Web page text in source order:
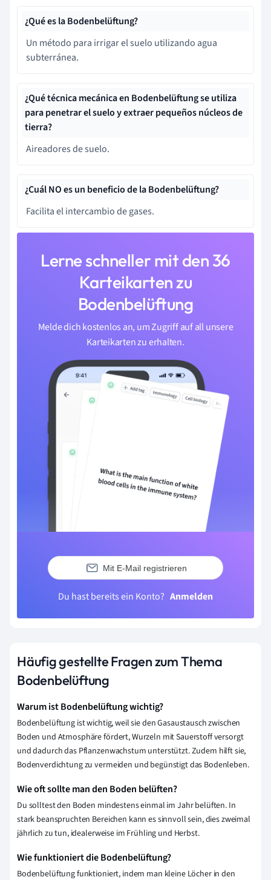
¿Qué es la Bodenbelüftung?
Un método para irrigar el suelo utilizando agua
subterránea.
¿Qué técnica mecánica en Bodenbelüftung se utiliza
para penetrar el suelo y extraer pequeños núcleos de
tierra?
Aireadores de suelo.
¿Cuál NO es un beneficio de la Bodenbelüftung?
Facilita el intercambio de gases.
Lerne schneller mit den 36
Karteikarten zu
Bodenbelüftung
Melde dich kostenlos an, um Zugriff auf all unsere
Karteikarten zu erhalten.
Mit E-Mail registrieren
Du hast bereits ein Konto? Anmelden
Häufig gestellte Fragen zum Thema
Bodenbelüftung
Warum ist Bodenbelüftung wichtig?
Bodenbelüftung ist wichtig, weil sie den Gasaustausch zwischen
Boden und Atmosphäre fördert, Wurzeln mit Sauerstoff versorgt
und dadurch das Pflanzenwachstum unterstützt. Zudem hilft sie,
Bodenverdichtung zu vermeiden und begünstigt das Bodenleben.
Wie oft sollte man den Boden belüften?
Du solltest den Boden mindestens einmal im Jahr belüften. In
stark beanspruchten Bereichen kann es sinnvoll sein, dies zweimal
jährlich zu tun, idealerweise im Frühling und Herbst.
Wie funktioniert die Bodenbelüftung?
Bodenbelüftung funktioniert, indem man kleine Löcher in den